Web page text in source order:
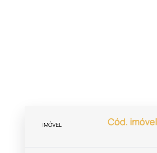
IMÓVEL Cód.